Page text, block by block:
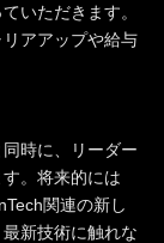
いただきます。
アアップや給与
時に、リーダー
。将来的には
関連の新し
新技術に触れな